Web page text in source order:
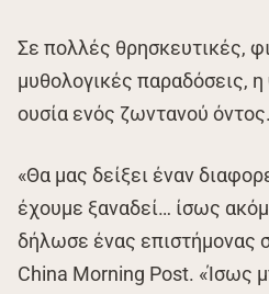
Σε πολλές θρησκευτικές,
μυθολογικές παραδόσεις,
ουσία ενός ζωντανού όντος.
«Θα μας δείξει έναν
έχουμε ξαναδεί… ίσως
δήλωσε ένας επιστήμονας
China Morning Post. «Ίσως